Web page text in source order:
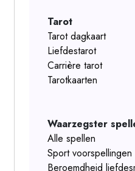
Tarot
Tarot dagkaart
Liefdestarot
Carrière tarot
Tarotkaarten
Waarzegster
Alle spellen
Sport voorspellingen
Beroemdheid